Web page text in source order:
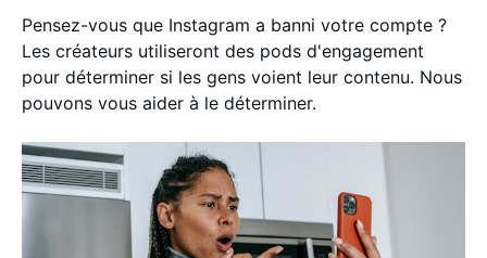
Pensez-vous que Instagram a banni votre compte ?
Les créateurs utiliseront des pods d'engagement
pour déterminer si les gens voient leur contenu. Nous
pouvons vous aider à le déterminer.